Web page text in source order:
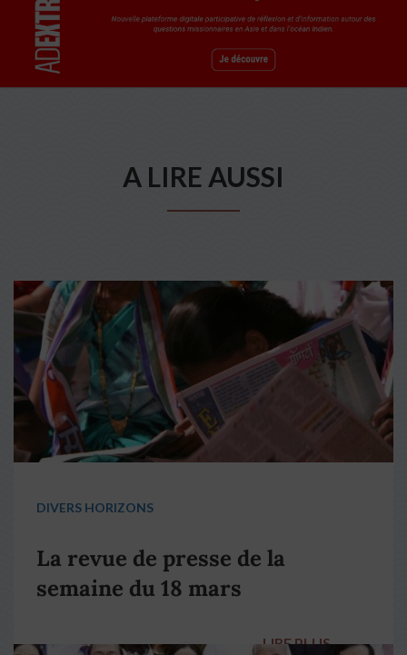
A LIRE AUSSI
DIVERS HORIZONS
La revue de presse de la
semaine du 18 mars
LIRE PLUS →